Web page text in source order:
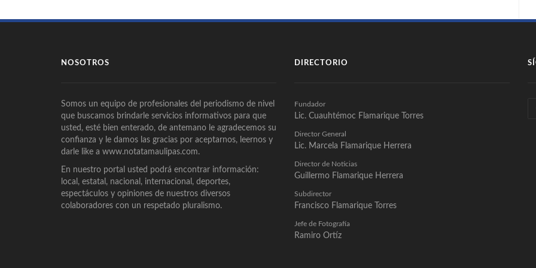
NOSOTROS
Somos un equipo de profesionales del periodismo de nivel
que buscamos brindarle servicios informativos para que
usted, esté bien enterado, de antemano le agradecemos su
confianza y le damos las gracias por aceptarnos, leernos y
darle like a www.notatamaulipas.com.
En nuestro portal usted podrá encontrar información:
local, estatal, nacional, internacional, deportes,
espectáculos y opiniones de nuestros diversos
colaboradores con un respetado pluralismo.
DIRECTORIO
Fundador
Lic. Cuauhtémoc Flamarique Torres
Director General
Lic. Marcela Flamarique Herrera
Director de Noticias
Guillermo Flamarique Herrera
Subdirector
Francisco Flamarique Torres
Jefe de Fotografía
Ramiro Ortíz